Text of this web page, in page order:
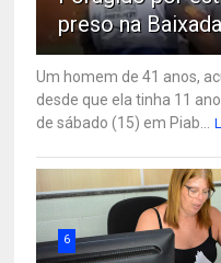
preso na Baixada
Um homem de 41 anos,
desde que ela tinha 11
de sábado (15) em Piab...
6